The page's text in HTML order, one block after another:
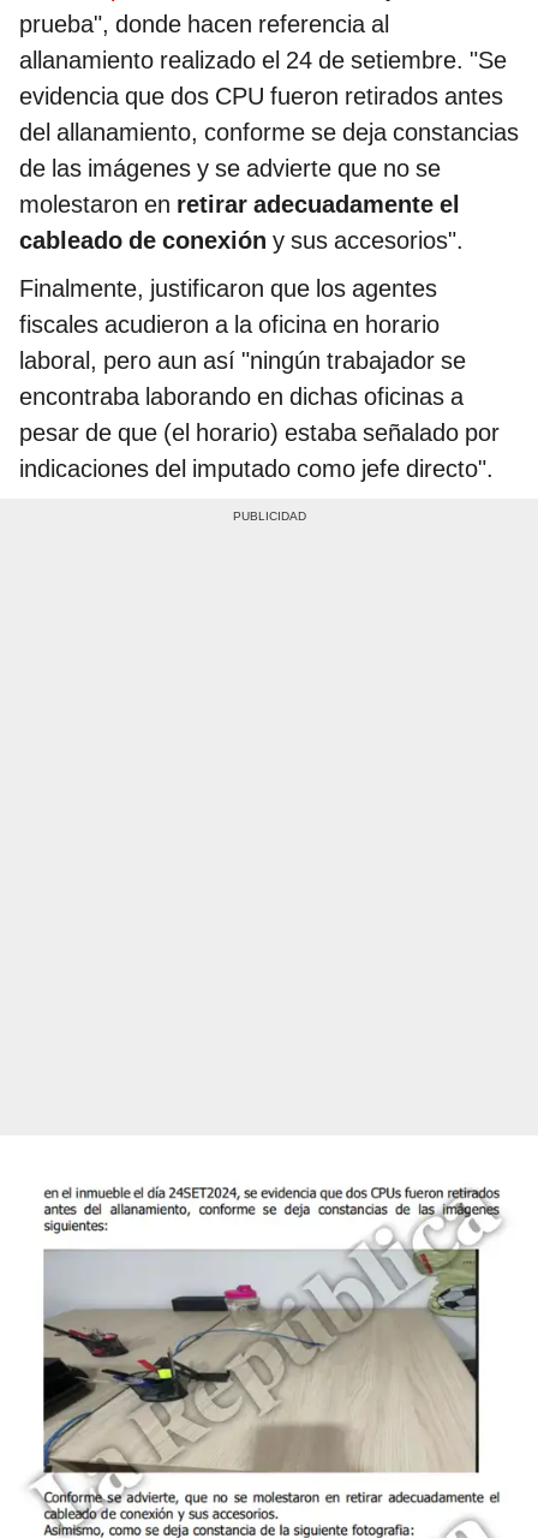
prueba", donde hacen referencia al
allanamiento realizado el 24 de setiembre. "Se
evidencia que dos CPU fueron retirados antes
del allanamiento, conforme se deja constancias
de las imágenes y se advierte que no se
molestaron en retirar adecuadamente el
cableado de conexión y sus accesorios".
Finalmente, justificaron que los agentes
fiscales acudieron a la oficina en horario
laboral, pero aun así "ningún trabajador se
encontraba laborando en dichas oficinas a
pesar de que (el horario) estaba señalado por
indicaciones del imputado como jefe directo".